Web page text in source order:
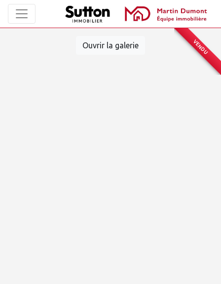
VENDU
Ouvrir la galerie